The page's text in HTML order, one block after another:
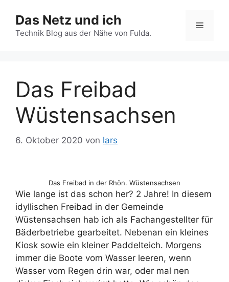
Inhalt
springen
Das Netz und ich
Technik Blog aus der Nähe von Fulda.
Menü
Das Freibad
Wüstensachsen
6. Oktober 2020 von lars
Das Freibad in der Rhön. Wüstensachsen
Wie lange ist das schon her? 2 Jahre! In diesem
idyllischen Freibad in der Gemeinde
Wüstensachsen hab ich als Fachangestellter für
Bäderbetriebe gearbeitet. Nebenan ein kleines
Kiosk sowie ein kleiner Paddelteich. Morgens
immer die Boote vom Wasser leeren, wenn
Wasser vom Regen drin war, oder mal nen